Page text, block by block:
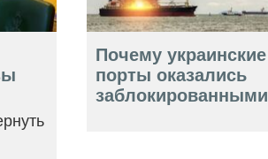
Почему украинские
порты оказались
заблокированными